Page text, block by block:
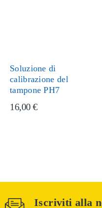
Soluzione di
calibrazione del
tampone PH7
16,00 €
Iscriviti alla